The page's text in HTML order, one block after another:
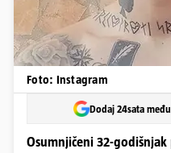
Foto: Instagram
Dodaj 24sata
Osumnjičeni 32-